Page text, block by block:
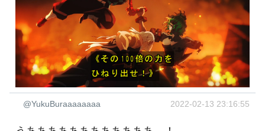
@YukuBuraaaaaaaa 2022-02-13 23:16:55